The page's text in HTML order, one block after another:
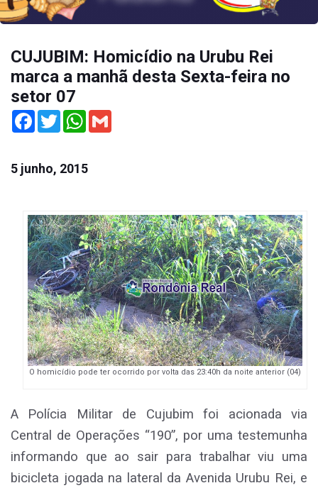
CUJUBIM: Homicídio na Urubu Rei
marca a manhã desta Sexta-feira no
setor 07
Facebook
TwitterWhatsApp
5 junho, 2015
O homicídio pode ter ocorrido por volta das 23:40h da noite anterior (04)
A Polícia Militar de Cujubim foi acionada via
Central de Operações “190”, por uma testemunha
informando que ao sair para trabalhar viu uma
bicicleta jogada na lateral da Avenida Urubu Rei, e